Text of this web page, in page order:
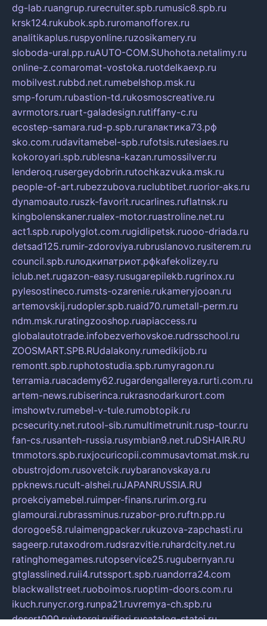
dg-lab.ruangrup.rurecruiter.spb.rumusic8.spb.ru
krsk124.rukubok.spb.ruromanofforex.ru
analitikaplus.ruspyonline.ruzosikamery.ru
sloboda-ural.pp.ruAUTO-COM.SUhohota.netalimy.ru
online-z.comaromat-vostoka.ruotdelkaexp.ru
mobilvest.rubbd.net.rumebelshop.msk.ru
smp-forum.rubastion-td.rukosmoscreative.ru
avrmotors.ruart-galadesign.rutiffany-c.ru
ecostep-samara.rud-p.spb.ruгалактика73.рф
sko.com.rudavitamebel-spb.rufotsis.rutesiaes.ru
kokoroyari.spb.rublesna-kazan.rumossilver.ru
lenderoq.rusergeydobrin.rutochkazvuka.msk.ru
people-of-art.rubezzubova.ruclubtibet.ruorior-aks.ru
dynamoauto.ruszk-favorit.rucarlines.ruflatnsk.ru
kingbolenskaner.rualex-motor.ruastroline.net.ru
act1.spb.rupolyglot.com.rugidlipetsk.ruooo-driada.ru
detsad125.rumir-zdoroviya.rubruslanovo.rusiterem.ru
council.spb.ruлодкипатриот.рфkafekolizey.ru
iclub.net.rugazon-easy.rusugarepilekb.rugrinox.ru
pylesostineco.rumsts-ozarenie.rukameryjooan.ru
artemovskij.rudopler.spb.ruaid70.rumetall-perm.ru
ndm.msk.ruratingzooshop.ruapiaccess.ru
globalautotrade.infobezverhovskoe.rudrsschool.ru
ZOOSMART.SPB.RUdalakony.rumedikijob.ru
remontt.spb.ruphotostudia.spb.rumyragon.ru
terramia.ruacademy62.rugardengallereya.rurti.com.ru
artem-news.rubiserinca.rukrasnodarkurort.com
imshowtv.rumebel-v-tule.rumobtopik.ru
pcsecurity.net.rutool-sib.rumultimetrunit.rusp-tour.ru
fan-cs.rusanteh-russia.rusymbian9.net.ruDSHAIR.RU
tmmotors.spb.ruxjocuricopii.commusavtomat.msk.ru
obustrojdom.rusovetcik.ruybaranovskaya.ru
ppknews.rucult-alshei.ruJAPANRUSSIA.RU
proekciyamebel.ruimper-finans.rurim.org.ru
glamourai.rubrassminus.ruzabor-pro.ruftn.pp.ru
dorogoe58.rulaimengpacker.rukuzova-zapchasti.ru
sageerp.rutaxodrom.rudsrazvitie.ruhardcity.net.ru
ratinghomegames.rutopservice25.rugubernyan.ru
gtglasslined.ruii4.rutssport.spb.ruandorra24.com
blackwallstreet.ruoboimos.ruoptim-doors.com.ru
ikuch.runycr.org.runpa21.ruvremya-ch.spb.ru
desert000.ruivtorgi.ruifiori.rucatalog-statei.ru